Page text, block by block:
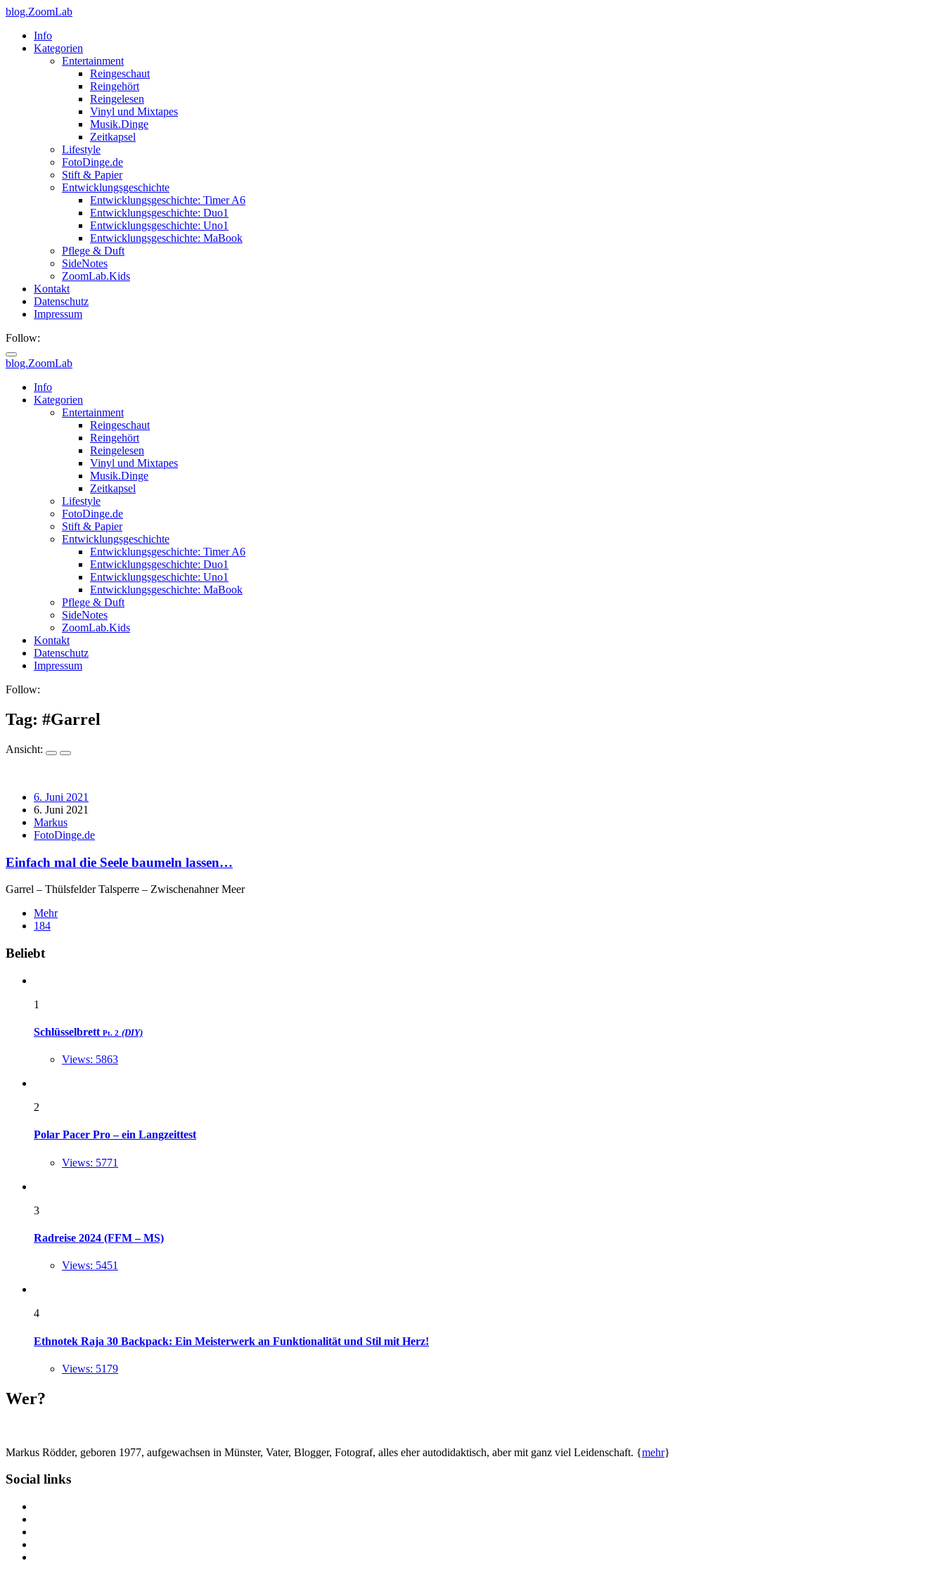
blog.ZoomLab
Info
Kategorien
Entertainment
Reingeschaut
Reingehört
Reingelesen
Vinyl und Mixtapes
Musik.Dinge
Zeitkapsel
Lifestyle
FotoDinge.de
Stift & Papier
Entwicklungsgeschichte
Entwicklungsgeschichte: Timer A6
Entwicklungsgeschichte: Duo1
Entwicklungsgeschichte: Uno1
Entwicklungsgeschichte: MaBook
Pflege & Duft
SideNotes
ZoomLab.Kids
Kontakt
Datenschutz
Impressum
Follow:
blog.ZoomLab
ZoomLab
Info
Kategorien
Entertainment
Reingeschaut
Reingehört
Reingelesen
Vinyl und Mixtapes
Musik.Dinge
Zeitkapsel
Lifestyle
FotoDinge.de
Stift & Papier
Entwicklungsgeschichte
Entwicklungsgeschichte: Timer A6
Entwicklungsgeschichte: Duo1
Entwicklungsgeschichte: Uno1
Entwicklungsgeschichte: MaBook
Pflege & Duft
SideNotes
ZoomLab.Kids
Kontakt
Datenschutz
Impressum
Follow:
Tag: #Garrel
Ansicht:
6. Juni 2021
6. Juni 2021
Markus
FotoDinge.de
Einfach mal die Seele baumeln lassen…
Garrel – Thülsfelder Talsperre – Zwischenahner Meer
Mehr
184
Widgets
Beliebt
1
Schlüsselbrett Pt. 2 (DIY)
Views: 5863
2
Polar Pacer Pro – ein Langzeittest
Views: 5771
3
Radreise 2024 (FFM – MS)
Views: 5451
4
Ethnotek Raja 30 Backpack: Ein Meisterwerk an Funktionalität und Stil mit Herz!
Views: 5179
Wer?
Markus Rödder, geboren 1977, aufgewachsen in Münster, Vater, Blogger, Fotograf, alles eher autodidaktisch, aber mit ganz viel Leidenschaft. {mehr}
Social links